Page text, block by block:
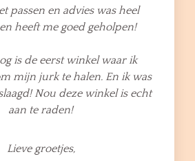
passen en advies was heel
heeft me goed geholpen!
is de eerst winkel waar ik
mijn jurk te halen. En ik was
Nou deze winkel is echt
aan te raden!
Lieve groetjes,